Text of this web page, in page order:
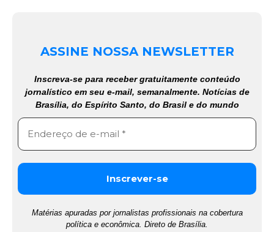
ASSINE NOSSA NEWSLETTER
Inscreva-se para receber gratuitamente conteúdo
jornalístico em seu e-mail, semanalmente. Notícias de
Brasília, do Espírito Santo, do Brasil e do mundo
Matérias apuradas por jornalistas profissionais na cobertura
política e econômica. Direto de Brasília.